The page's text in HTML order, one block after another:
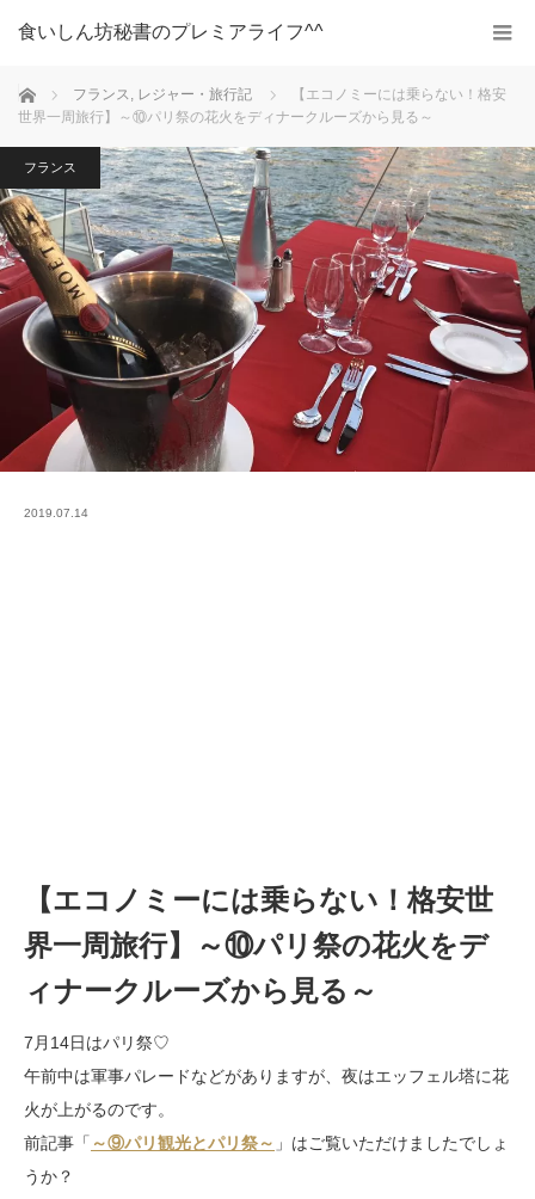
食いしん坊秘書のプレミアライフ^^
ホーム フランス, レジャー・旅行記
【エコノミーには乗らない！格安
世界一周旅行】～⑩パリ祭の花火をディナークルーズから見る～
フランス
2019.07.14
【エコノミーには乗らない！格安世
界一周旅行】～⑩パリ祭の花火をデ
ィナークルーズから見る～
7月14日はパリ祭♡
午前中は軍事パレードなどがありますが、夜はエッフェル塔に花
火が上がるのです。
前記事「 ～⑨パリ観光とパリ祭～ 」はご覧いただけましたでしょ
うか？